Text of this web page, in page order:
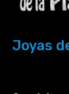
Joyas